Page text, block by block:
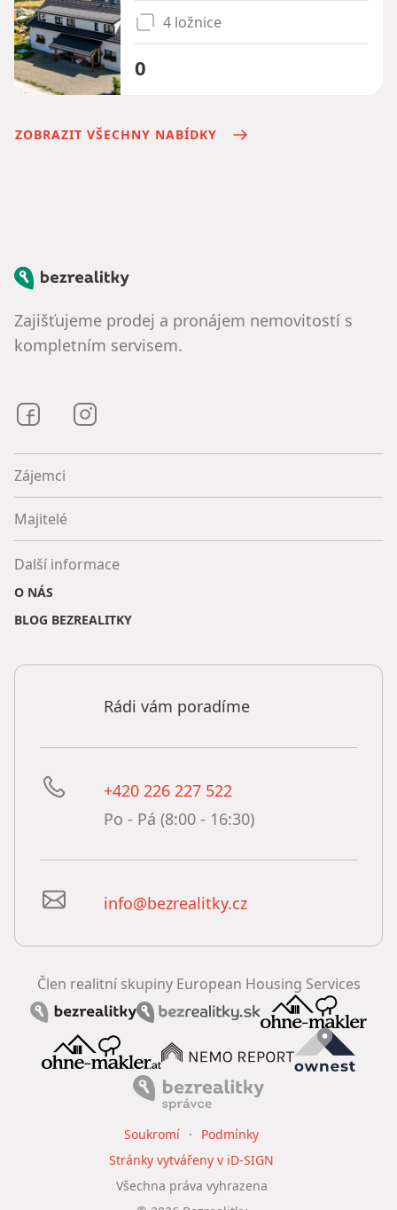
4 ložnice
0
ZOBRAZIT VŠECHNY NABÍDKY
Bezrealitky
Zajišťujeme prodej a pronájem nemovitostí s
kompletním servisem.
Bezrealitky na Facebooku
Zájemci
Majitelé
Další informace
O NÁS
BLOG BEZREALITKY
Rádi vám poradíme
+420 226 227 522
Po - Pá (8:00 - 16:30)
info@bezrealitky.cz
Člen realitní skupiny European Housing Services
Všechna práva vyhrazena
Soukromí
Podmínky
Stránky vytvářeny v iD-SIGN